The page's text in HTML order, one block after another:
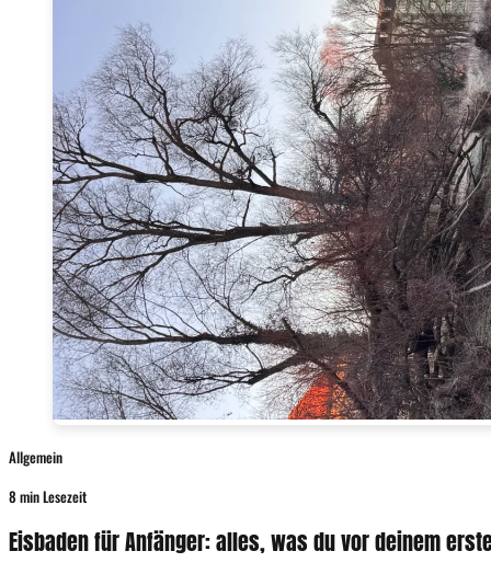
Allgemein
8 min Lesezeit
Eisbaden für Anfänger: alles, was du vor deinem